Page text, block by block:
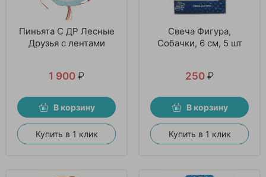
Пиньята С ДР Лесные
Друзья с лентами
1 900 ₽
В корзину
Купить в 1 клик
Свеча Фигура,
Собачки, 6 см, 5 шт
250 ₽
В корзину
Купить в 1 клик